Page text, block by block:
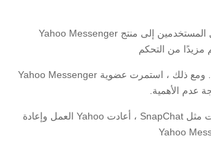
حاولت Yahoo إرسال المستخدمين إلى منتج Yahoo Messenger
مزيدًا من التحكم
في السلوك العدواني. ومع ذلك ، استمرت عضوية Yahoo Messenger
عدم الأهمية.
بعد رؤية نجاح تطبيقات مثل SnapChat ، أعادت Yahoo العمل وإعادة